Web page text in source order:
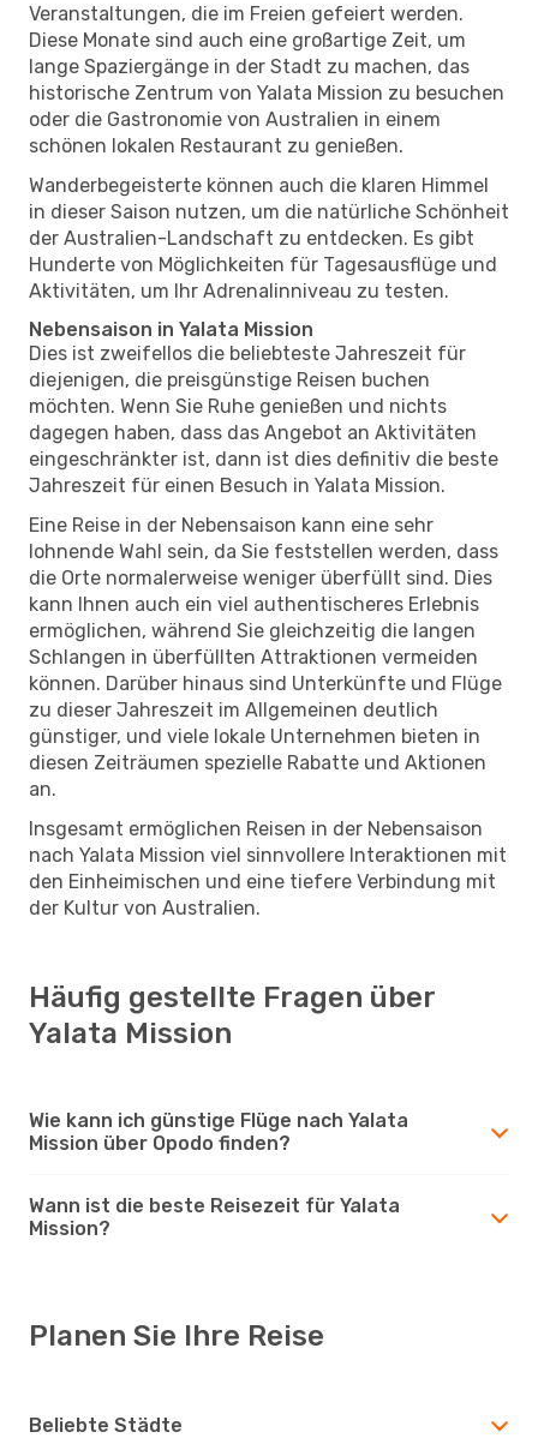
Veranstaltungen, die im Freien gefeiert werden.
Diese Monate sind auch eine großartige Zeit, um
lange Spaziergänge in der Stadt zu machen, das
historische Zentrum von Yalata Mission zu besuchen
oder die Gastronomie von Australien in einem
schönen lokalen Restaurant zu genießen.
Wanderbegeisterte können auch die klaren Himmel
in dieser Saison nutzen, um die natürliche Schönheit
der Australien-Landschaft zu entdecken. Es gibt
Hunderte von Möglichkeiten für Tagesausflüge und
Aktivitäten, um Ihr Adrenalinniveau zu testen.
Nebensaison in Yalata Mission
Dies ist zweifellos die beliebteste Jahreszeit für
diejenigen, die preisgünstige Reisen buchen
möchten. Wenn Sie Ruhe genießen und nichts
dagegen haben, dass das Angebot an Aktivitäten
eingeschränkter ist, dann ist dies definitiv die beste
Jahreszeit für einen Besuch in Yalata Mission.
Eine Reise in der Nebensaison kann eine sehr
lohnende Wahl sein, da Sie feststellen werden, dass
die Orte normalerweise weniger überfüllt sind. Dies
kann Ihnen auch ein viel authentischeres Erlebnis
ermöglichen, während Sie gleichzeitig die langen
Schlangen in überfüllten Attraktionen vermeiden
können. Darüber hinaus sind Unterkünfte und Flüge
zu dieser Jahreszeit im Allgemeinen deutlich
günstiger, und viele lokale Unternehmen bieten in
diesen Zeiträumen spezielle Rabatte und Aktionen
an.
Insgesamt ermöglichen Reisen in der Nebensaison
nach Yalata Mission viel sinnvollere Interaktionen mit
den Einheimischen und eine tiefere Verbindung mit
der Kultur von Australien.
Häufig gestellte Fragen über
Yalata Mission
Wie kann ich günstige Flüge nach Yalata
Mission über Opodo finden?
Wann ist die beste Reisezeit für Yalata
Mission?
Planen Sie Ihre Reise
Beliebte Städte